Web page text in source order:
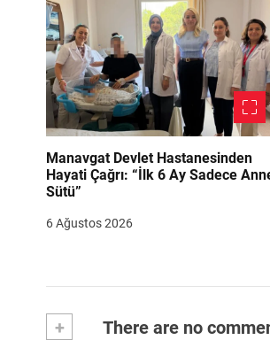
Manavgat Devlet Hastanesinden
Hayati Çağrı: “İlk 6 Ay Sadece
Sütü”
6 Ağustos 2026
+ There are no